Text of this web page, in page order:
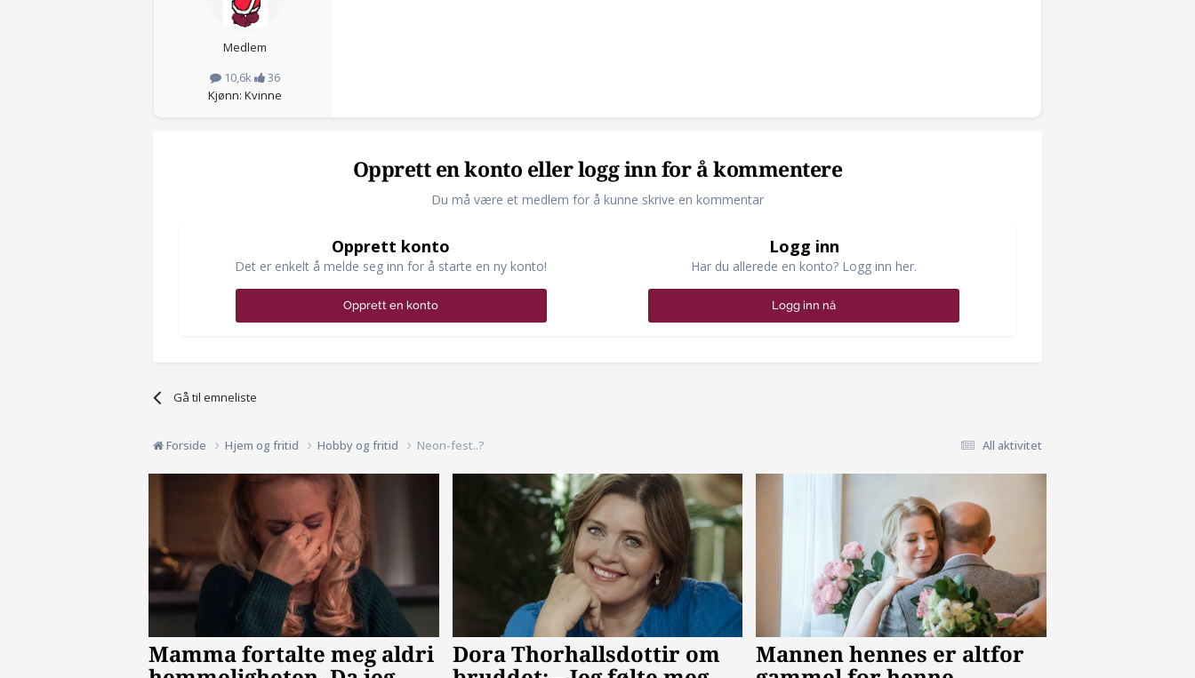
Medlem
10,6k
36
Kjønn: Kvinne
Opprett en konto eller logg inn for å kommentere
Du må være et medlem for å kunne skrive en kommentar
Opprett konto
Det er enkelt å melde seg inn for å starte en ny konto!
Opprett en konto
Logg inn
Har du allerede en konto? Logg inn her.
Logg inn nå
Gå til emneliste
All aktivitet
Forside Hjem og fritid Hobby og fritid Neon-fest..?